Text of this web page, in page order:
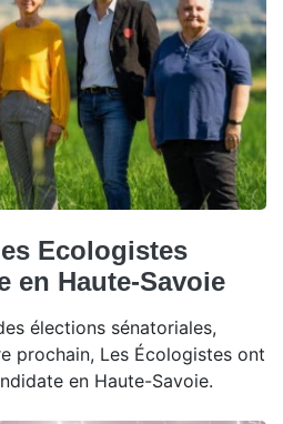
Ecologistes
en Haute-Savoie
élections sénatoriales,
prochain, Les Écologistes ont
en Haute-Savoie.